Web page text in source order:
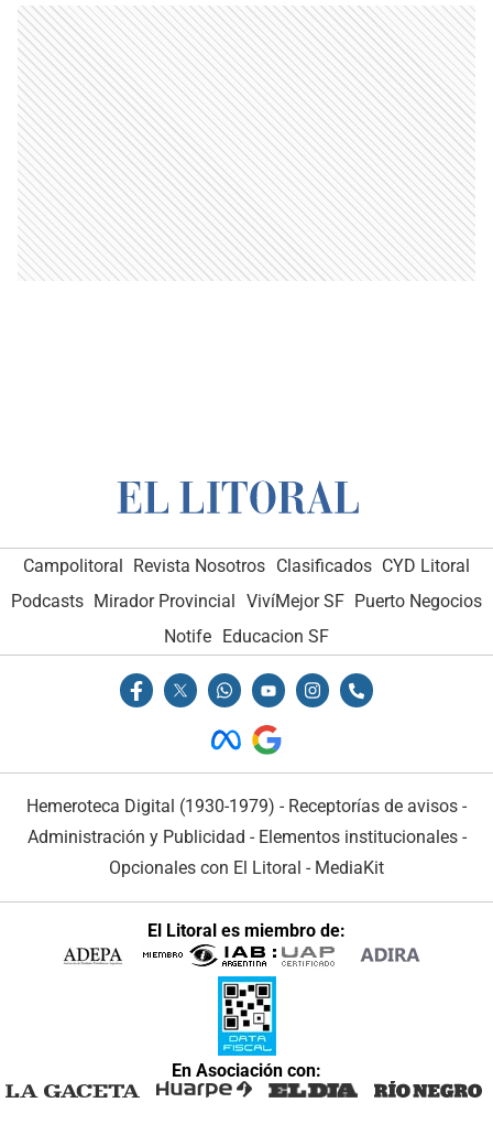
Campolitoral Revista Nosotros Clasificados CYD Litoral
Podcasts Mirador Provincial VivíMejor SF Puerto Negocios
Notife
Educacion SF
Hemeroteca Digital (1930-1979) - Receptorías de avisos -
Administración y Publicidad - Elementos institucionales-
Opcionales con El Litoral - MediaKit
El Litoral es miembro de:
En Asociación con: